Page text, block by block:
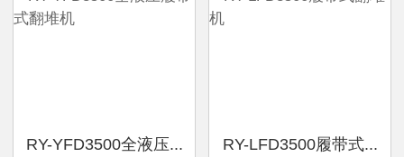
RY-YFD3500全液压... RY-LFD3500履带式...